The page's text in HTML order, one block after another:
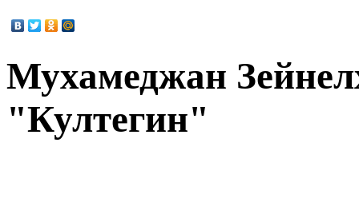
Мухамеджан
"Култегин"